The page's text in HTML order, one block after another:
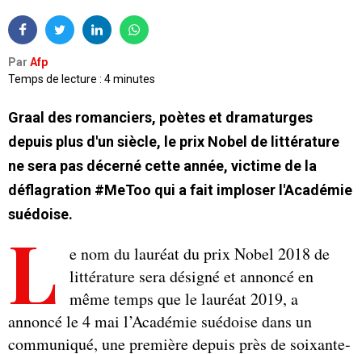
Par Afp
Temps de lecture : 4 minutes
Graal des romanciers, poètes et dramaturges
depuis plus d'un siècle, le prix Nobel de littérature
ne sera pas décerné cette année, victime de la
déflagration #MeToo qui a fait imploser l'Académie
suédoise.
L
e nom du lauréat du prix Nobel 2018 de
littérature sera désigné et annoncé en
même temps que le lauréat 2019, a
annoncé le 4 mai l’Académie suédoise dans un
communiqué, une première depuis près de soixante-